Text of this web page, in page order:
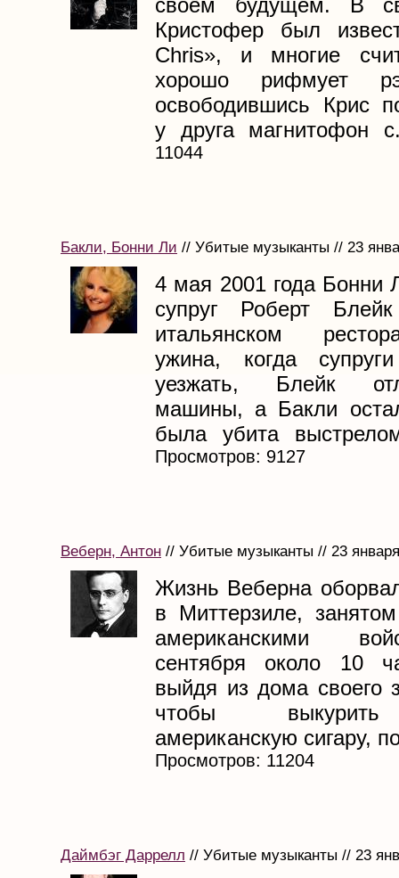
своём будущем. В
Кристофер был
Chris», и многие
хорошо рифмует
освободившись Крис
у друга магнитофон
11044
Бакли, Бонни Ли // Убитые музыканты // 23
4 мая 2001 года Бонни
супруг Роберт
итальянском
ужина, когда
уезжать, Блейк
машины, а Бакли
была убита
Просмотров: 9127
Веберн, Антон // Убитые музыканты // 23
Жизнь Веберна
в Миттерзиле,
американскими
сентября около 10
выйдя из дома своего
чтобы
американскую сигару,
Просмотров: 11204
Даймбэг Даррелл // Убитые музыканты // 23